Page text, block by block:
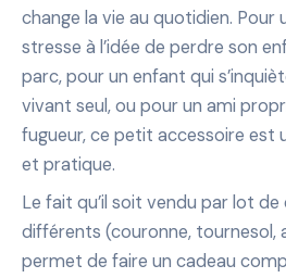
change la vie au quotidien. Pour
stresse à l’idée de perdre son
parc, pour un enfant qui
vivant seul, ou pour un ami
fugueur, ce petit accessoire est
et pratique.
Le fait qu’il soit vendu par lot
différents (couronne, tournesol,
permet de faire un cadeau